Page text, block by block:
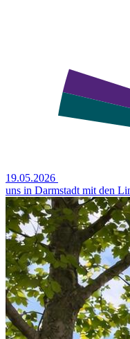
19.05.2026
uns in Darmstadt mit den